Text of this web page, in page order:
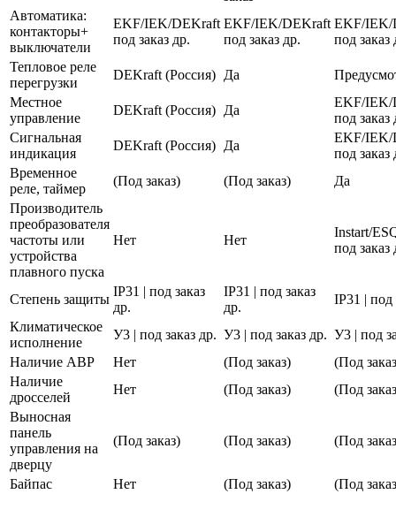
Автоматика:
контакторы+
выключатели
EKF/IEK/DEKraft
под заказ др.
EKF/IEK/DEKraft
под заказ др.
EKF/IEK/
под заказ
Тепловое реле
перегрузки
DEKraft (Россия) Да
Местное
управление
DEKraft (Россия) Да
EKF/IEK/
под заказ
Сигнальная
индикация
DEKraft (Россия) Да
EKF/IEK/
под заказ
Временное
реле, таймер
(Под заказ) (Под заказ)
Да
Производитель
преобразователя
частоты или
устройства
плавного пуска
Нет Нет
Instart/
под заказ
Степень защиты
IP31 | под заказ
др.
IP31 | под заказ
др.
IP31 | под
Климатическое
исполнение
У3 | под заказ др. У3 | под заказ др. У3 | под
Наличие АВР
Нет (Под заказ)
(Под
Наличие
дросселей
Нет (Под заказ)
(Под
Выносная
панель
управления на
дверцу
(Под заказ) (Под заказ) (Под
Байпас Нет (Под заказ) (Под